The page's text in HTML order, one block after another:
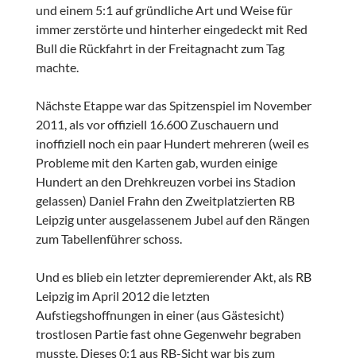
und einem 5:1 auf gründliche Art und Weise für
immer zerstörte und hinterher eingedeckt mit Red
Bull die Rückfahrt in der Freitagnacht zum Tag
machte.
Nächste Etappe war das Spitzenspiel im November
2011, als vor offiziell 16.600 Zuschauern und
inoffiziell noch ein paar Hundert mehreren (weil es
Probleme mit den Karten gab, wurden einige
Hundert an den Drehkreuzen vorbei ins Stadion
gelassen) Daniel Frahn den Zweitplatzierten RB
Leipzig unter ausgelassenem Jubel auf den Rängen
zum Tabellenführer schoss.
Und es blieb ein letzter depremierender Akt, als RB
Leipzig im April 2012 die letzten
Aufstiegshoffnungen in einer (aus Gästesicht)
trostlosen Partie fast ohne Gegenwehr begraben
musste. Dieses 0:1 aus RB-Sicht war bis zum